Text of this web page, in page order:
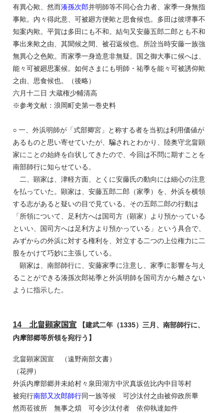
有異心歟、然而湊孫次郎并明師等不同心合力者、家季一身無指
事歟。内々得此意、可被廻方便歟と思食候也。多田は彼堺事不
知案内歟。平賀は多田にも不和。結句又安藤五郎二郎とも不和
事出来歟之由、其聞候之間、被召返候也。所詮当時安藤一族強
無異心之色歟。而家季一身造意非無疑。国之御大事に候へは、
能々可被廻思案候。如何さまにも明師・祐季を能々可被誘仰歟
之由、思食候也。（後略）
六月十二日 大蔵権少輔清高
※参考文献：浪岡町史第一巻史料
○ 一、外浜明師が「式部卿宮」と称する者を当初は利用価値が
あるものと思い寄せていたが、騙されとわかり、陸奥守北畠顕
家にことの始終を白状してきたので、今回は不問に期すことを
南部師行に知らせている。
二、顕家は、津軽方面、とくに安藤氏の動向には細心の注意
を払っていた。顕家は、安藤五郎二郎（家季）を、外浜を横領
する志があると疑いの目で見ている。その五郎二郎の行動は
「所領について、足利方へは国司方（顕家）より預かっている
といい、国司方へは足利方より預かっている」という具合で、
みずからの外浜に対する権利を、対立する二つの上位権力に二
股をかけて巧妙に主張している。
顕家は、南部師行に、安藤家季に注意し、家季に影響を与え
ることができる湊孫次郎祐季と外浜明師を国司方から離さない
ように指示した。
14 北畠顕家国宣 【建武二年（1335）三月、南部師行に、
内摩部郷等所領を宛行う】
北畠顕家国宣 （遠野南部文書）
（花押）
外浜内摩部郷并未給村々泉田湖方中沢真坂佐比内中目等村
被宛行南部又次郎師行同一族等候 可沙汰付之由被仰政所畢
然而莅彼所 無事之煩 可令沙汰付者 依仰執達如件